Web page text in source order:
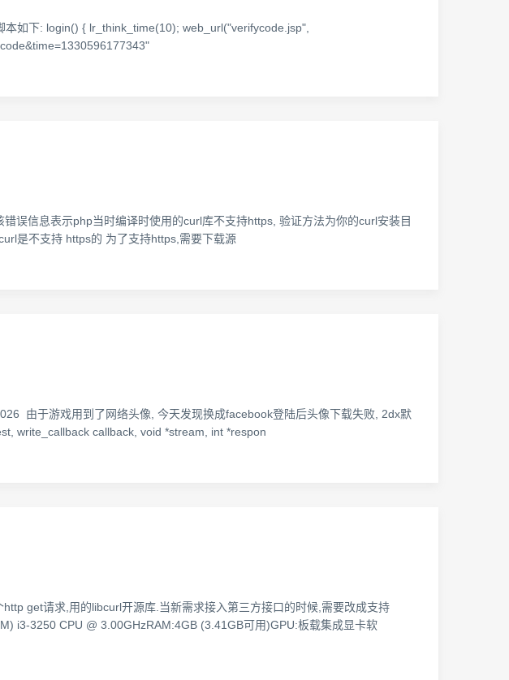
如下: login() { lr_think_time(10); web_url("verifycode.jsp",
误信息表示php当时编译时使用的curl库不支持https, 验证方法为你的curl安装目
是不支持 https的 为了支持https,需要下载源
由于游戏用到了网络头像, 今天发现换成facebook登陆后头像下载失败, 2dx默
write_callback callback, void *stream, int *respon
get请求,用的libcurl开源库.当新需求接入第三方接口的时候,需要改成支持
i3-3250 CPU @ 3.00GHzRAM:4GB (3.41GB可用)GPU:板载集成显卡软